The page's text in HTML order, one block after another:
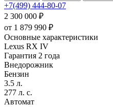
+7(499) 444-80-07
2 300 000 ₽
от 1 879 990 ₽
Основные характеристики
Lexus RX IV
Гарантия 2 года
Внедорожник
Бензин
3.5 л.
277 л. с.
Автомат